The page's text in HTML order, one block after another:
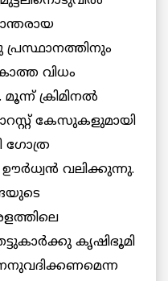
വിധം
മൂന്ന് ‌ക്രിമിനല്‍
കേസുകളുമായി
ഗോത്ര
വലിക്കുന്നു.
കൃഷിഭൂമി